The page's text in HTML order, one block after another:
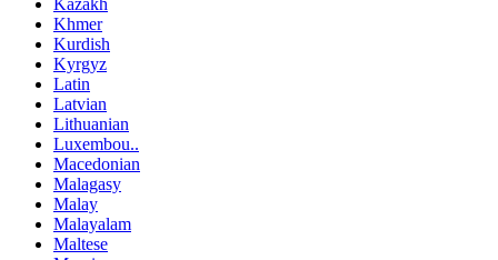
Kazakh
Khmer
Kurdish
Kyrgyz
Latin
Latvian
Lithuanian
Luxembou..
Macedonian
Malagasy
Malay
Malayalam
Maltese